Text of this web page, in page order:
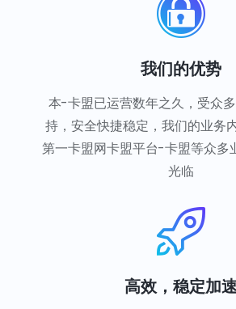
我们的优势
本-卡盟已运营数年之久，受众
持，安全快捷稳定，我们的业务
第一卡盟网卡盟平台-卡盟等众多
光临
高效，稳定加速